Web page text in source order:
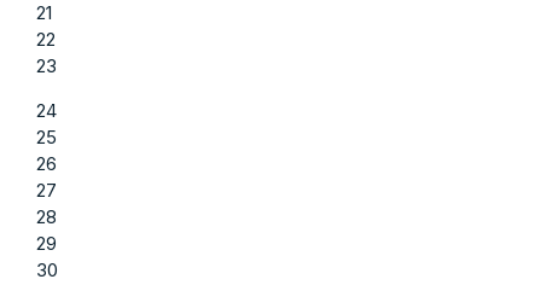
21
22
23
24
25
26
27
28
29
30